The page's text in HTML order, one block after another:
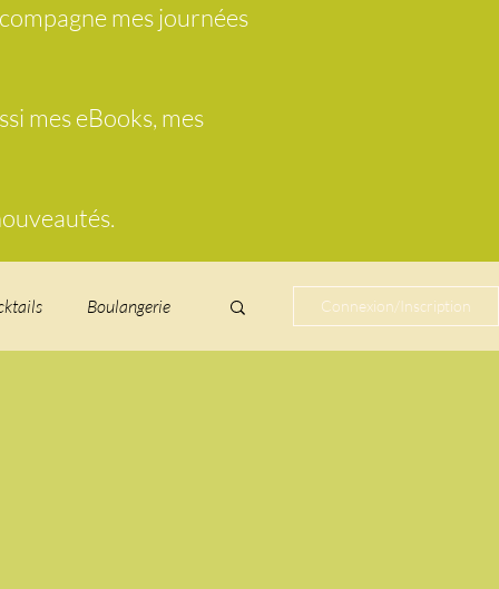
mes journées
mes eBooks, mes
Boulangerie Connexion/Inscription